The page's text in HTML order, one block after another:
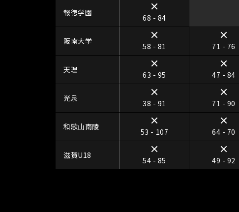
報徳学園
68 - 84
阪南大学
58 - 81 71 - 76
天理
63 - 95 47 - 84
光泉
38 - 91 71 - 90
和歌山南陵
53 - 107 64 - 70
滋賀U18
54 - 85 49 - 92